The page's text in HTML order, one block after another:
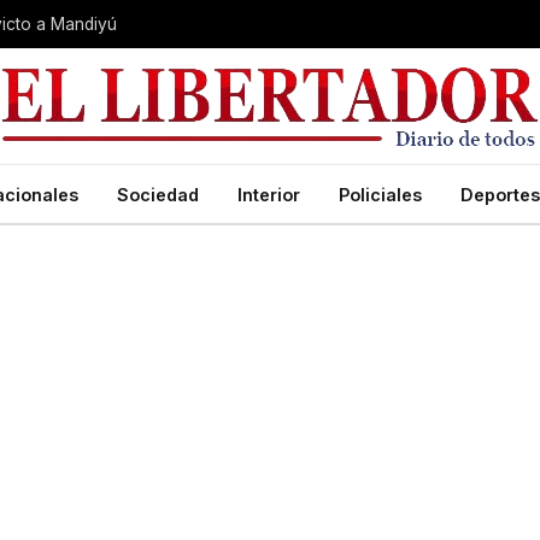
a Mandiyú
Sociedad Interior Policiales Deportes